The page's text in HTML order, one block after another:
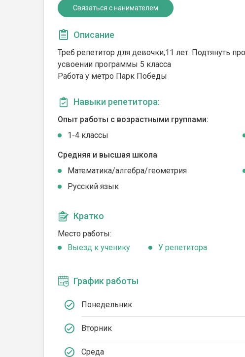
Связаться с нанимателем
Описание
Треб репетитор для девочки,11 лет. Подтянуть
усвоении программы 5 класса
Работа у метро Парк Победы
Навыки репетитора:
Опыт работы с возрастными группами:
1-4 классы
Средняя и высшая школа
Математика/алгебра/геометрия
Русский язык
Кратко
Место работы:
Выезд к ученику
У репетитора
График работы
Понедельник
Вторник
Среда